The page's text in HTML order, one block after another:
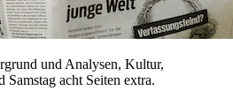
und Analysen, Kultur,
acht Seiten extra.